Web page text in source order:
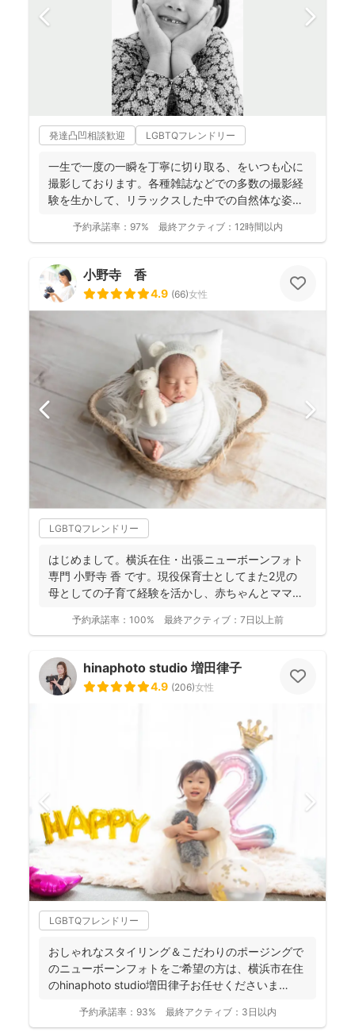
発達凸凹相談歓迎 LGBTQフレンドリー
一生で一度の一瞬を丁寧に切り取る、をいつも心に
撮影しております。各種雑誌などでの多数の撮影経
験を生かして、リラックスした中での自然体な姿の
予約承諾率： 97% 最終アクティブ： 12時間以内
小野寺 香
4.9 (66)女性
LGBTQフレンドリー
はじめまして。横浜在住・出張ニューボーンフォト
専門 小野寺 香 です。現役保育士としてまた2児の
母としての子育て経験を活かし、赤ちゃんとママの
予約承諾率： 100% 最終アクティブ： 7日以上前
hinaphoto studio 増田律子
4.9 (206)女性
LGBTQフレンドリー
おしゃれなスタイリング＆こだわりのポージングで
のニューボーンフォトをご希望の方は、横浜市在住
のhinaphoto studio増田律子お任せくださいま
予約承諾率： 93% 最終アクティブ： 3日以内